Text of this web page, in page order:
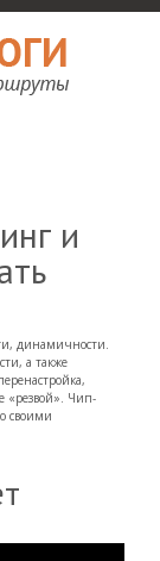
и
динамичности.
а также
«резвой». Чип-
своими